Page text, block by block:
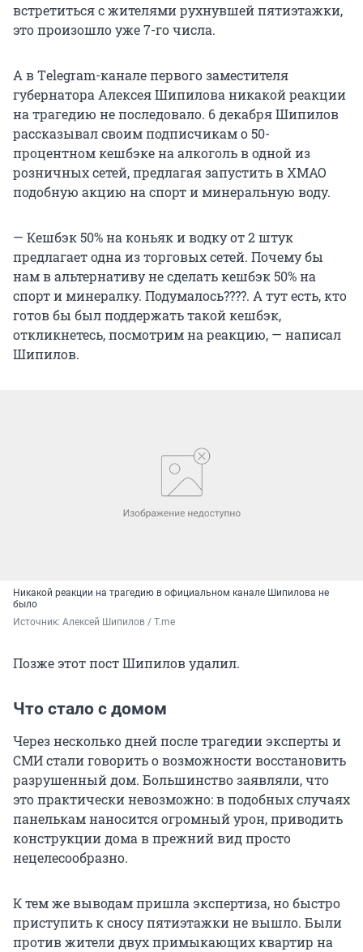
встретиться с жителями рухнувшей пятиэтажки,
это произошло уже 7-го числа.
А в Тelegram-канале первого заместителя
губернатора Алексея Шипилова никакой реакции
на трагедию не последовало. 6 декабря Шипилов
рассказывал своим подписчикам о 50-
процентном кешбэке на алкоголь в одной из
розничных сетей, предлагая запустить в ХМАО
подобную акцию на спорт и минеральную воду.
— Кешбэк 50% на коньяк и водку от 2 штук
предлагает одна из торговых сетей. Почему бы
нам в альтернативу не сделать кешбэк 50% на
спорт и минералку. Подумалось????. А тут есть, кто
готов бы был поддержать такой кешбэк,
откликнетесь, посмотрим на реакцию, — написал
Шипилов.
Никакой реакции на трагедию в официальном канале Шипилова не
было
Источник: Алексей Шипилов / Т.me
Позже этот пост Шипилов удалил.
Что стало с домом
Через несколько дней после трагедии эксперты и
СМИ стали говорить о возможности восстановить
разрушенный дом. Большинство заявляли, что
это практически невозможно: в подобных случаях
панелькам наносится огромный урон, приводить
конструкции дома в прежний вид просто
нецелесообразно.
К тем же выводам пришла экспертиза, но быстро
приступить к сносу пятиэтажки не вышло. Были
против жители двух примыкающих квартир на